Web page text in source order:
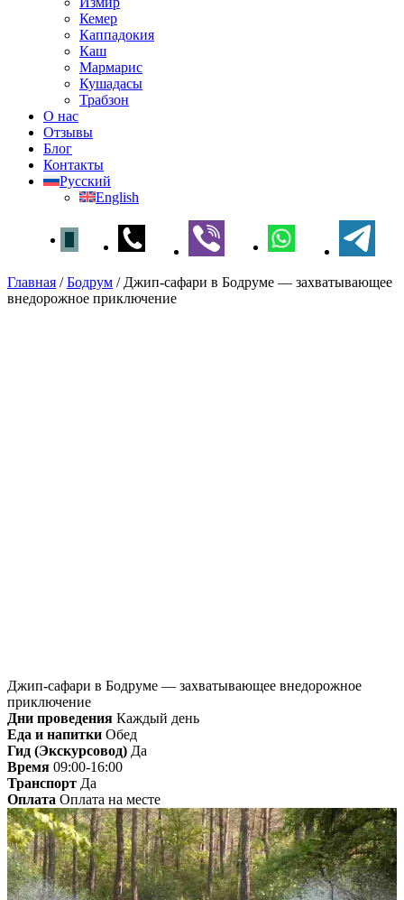
Кемер
Каппадокия
Каш
Мармарис
Кушадасы
Трабзон
О нас
Отзывы
Блог
Контакты
Русский
English
Главная /Бодрум / Джип-сафари в Бодруме — захватывающее
внедорожное приключение
Джип-сафари в Бодруме — захватывающее внедорожное
приключение
Дни проведения Каждый день
Еда и напитки Обед
Гид (Экскурсовод) Да
Время 09:00-16:00
Транспорт Да
Оплата Оплата на месте